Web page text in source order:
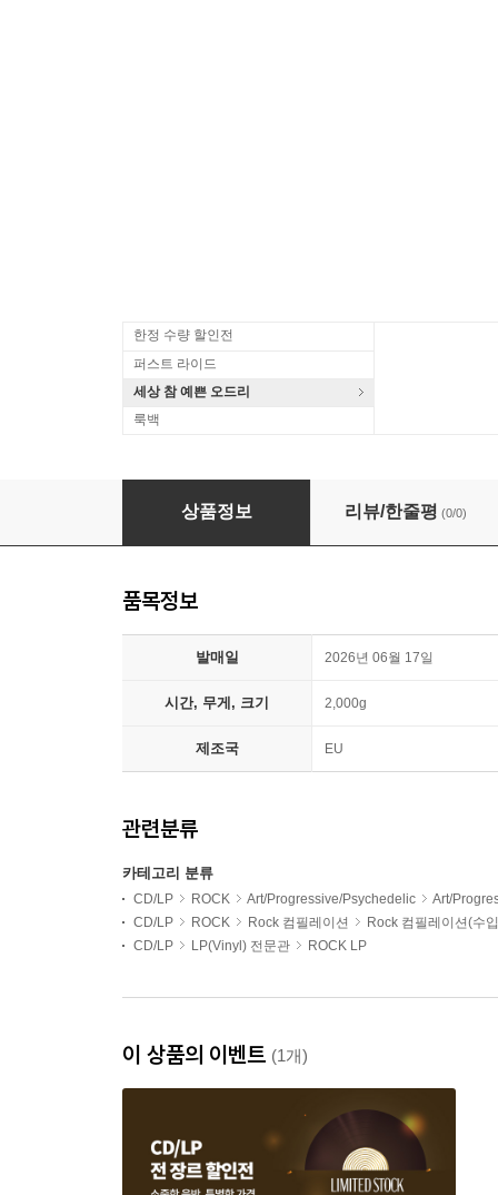
한정 수량 할인전
퍼스트 라이드
세상 참 예쁜 오드리
룩백
Pink Floyd (핑크 플로이드) - 8-Tracks [LP]
상품정보 리뷰/한줄평 (0/0)
품목정보
발매일 2026년 06월 17일
시간, 무게, 크기 2,000g
제조국 EU
관련분류
카테고리 분류
CD/LP ROCK Art/Progressive/Psychedelic
Art/
CD/LP
ROCK Rock 컴필레이션
Rock 컴필레이션(수
CD/LP
LP(Vinyl) 전문관 ROCK LP
이 상품의 이벤트 (1개)